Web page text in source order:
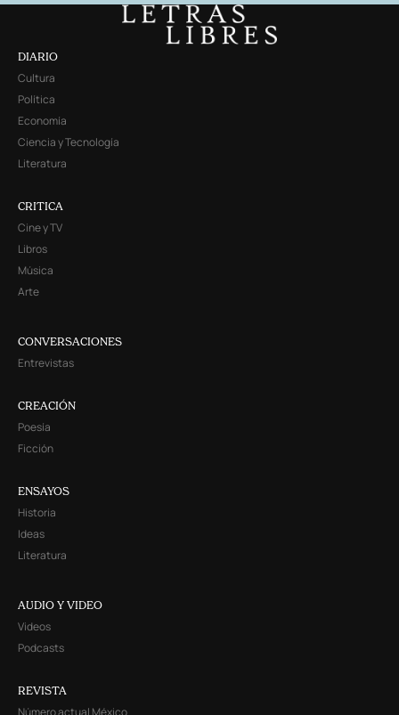
DIARIO
Cultura
Política
Economía
Ciencia y Tecnología
Literatura
CRITICA
Cine y TV
Libros
Música
Arte
CONVERSACIONES
Entrevistas
CREACIÓN
Poesía
Ficción
ENSAYOS
Historia
Ideas
Literatura
AUDIO Y VIDEO
Videos
Podcasts
REVISTA
Número actual México